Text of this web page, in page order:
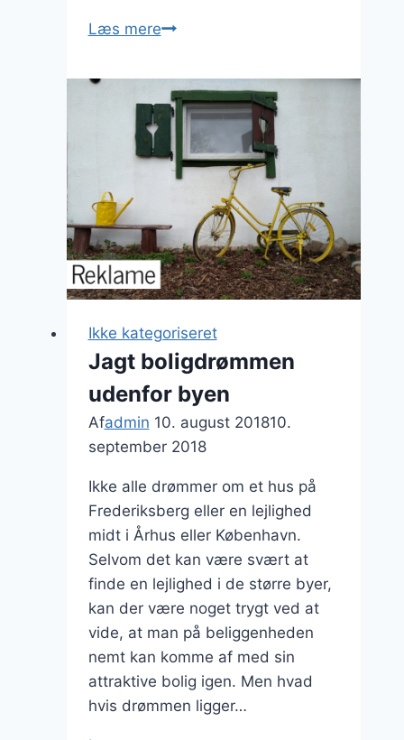
Læs mereKelimtæppet
de
danske
hjem
Ikke kategoriseret
Jagt boligdrømmen
udenfor byen
Afadmin 10. august 201810.
september 2018
Ikke alle drømmer om et hus på
Frederiksberg eller en lejlighed
midt i Århus eller København.
Selvom det kan være svært at
finde en lejlighed i de større byer,
kan der være noget trygt ved at
vide, at man på beliggenheden
nemt kan komme af med sin
attraktive bolig igen. Men hvad
hvis drømmen ligger…